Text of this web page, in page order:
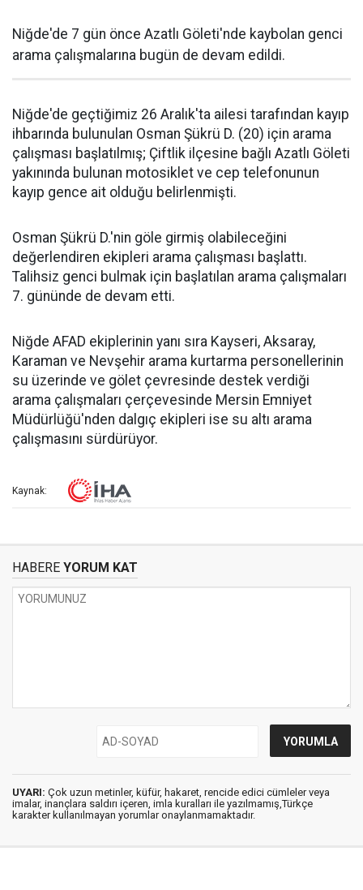
Niğde'de 7 gün önce Azatlı Göleti'nde kaybolan genci
arama çalışmalarına bugün de devam edildi.
Niğde'de geçtiğimiz 26 Aralık'ta ailesi tarafından kayıp
ihbarında bulunulan Osman Şükrü D. (20) için arama
çalışması başlatılmış; Çiftlik ilçesine bağlı Azatlı Göleti
yakınında bulunan motosiklet ve cep telefonunun
kayıp gence ait olduğu belirlenmişti.
Osman Şükrü D.'nin göle girmiş olabileceğini
değerlendiren ekipleri arama çalışması başlattı.
Talihsiz genci bulmak için başlatılan arama çalışmaları
7. gününde de devam etti.
Niğde AFAD ekiplerinin yanı sıra Kayseri, Aksaray,
Karaman ve Nevşehir arama kurtarma personellerinin
su üzerinde ve gölet çevresinde destek verdiği
arama çalışmaları çerçevesinde Mersin Emniyet
Müdürlüğü'nden dalgıç ekipleri ise su altı arama
çalışmasını sürdürüyor.
Kaynak:
HABERE YORUM KAT
UYARI: Çok uzun metinler, küfür, hakaret, rencide edici cümleler veya
imalar, inançlara saldırı içeren, imla kuralları ile yazılmamış,Türkçe
karakter kullanılmayan yorumlar onaylanmamaktadır.